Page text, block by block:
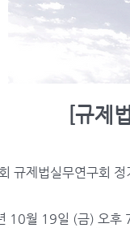
[규제
규제법실무연구회 정
10월 19일 (금) 오후